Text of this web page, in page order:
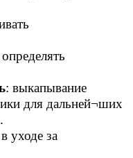
: выкапывание
для дальней¬ших
уходе за